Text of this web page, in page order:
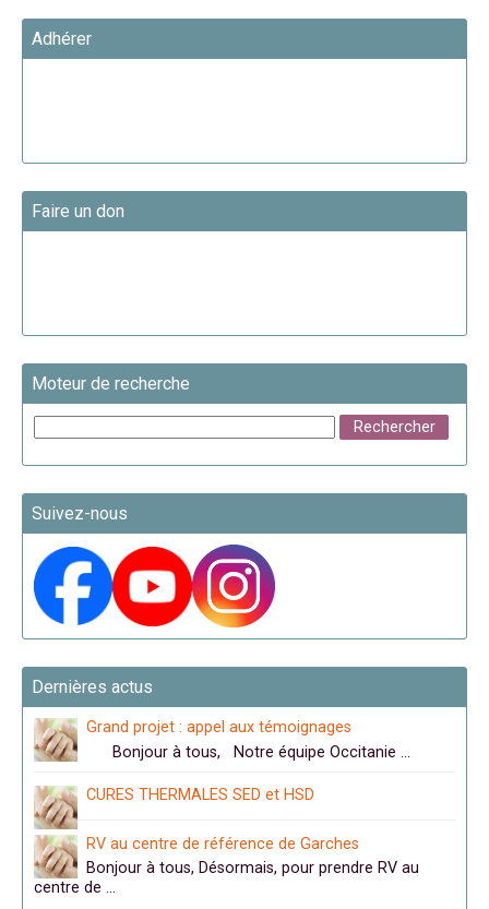
Adhérer
Faire un don
Moteur de recherche
Suivez-nous
Dernières actus
Grand projet : appel aux témoignages
Bonjour à tous, Notre équipe Occitanie …
CURES THERMALES SED et HSD
RV au centre de référence de Garches
Bonjour à tous, Désormais, pour prendre RV au
centre de …